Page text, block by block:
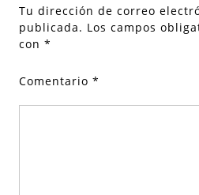
Tu dirección de correo
publicada. Los campos
con *
Comentario *